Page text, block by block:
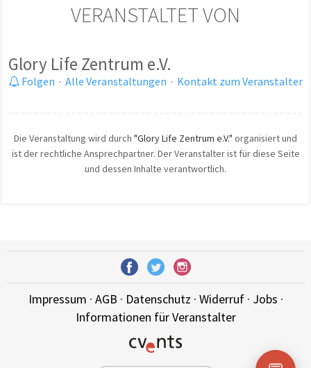
VERANSTALTET VON
Glory Life Zentrum e.V.
Folgen · Alle Veranstaltungen · Kontakt zum Veranstalter
Die Veranstaltung wird durch "Glory Life Zentrum e.V." organisiert und
ist der rechtliche Ansprechpartner. Der Veranstalter ist für diese Seite
und dessen Inhalte verantwortlich.
Impressum · AGB · Datenschutz · Widerruf· Jobs ·
Informationen für Veranstalter